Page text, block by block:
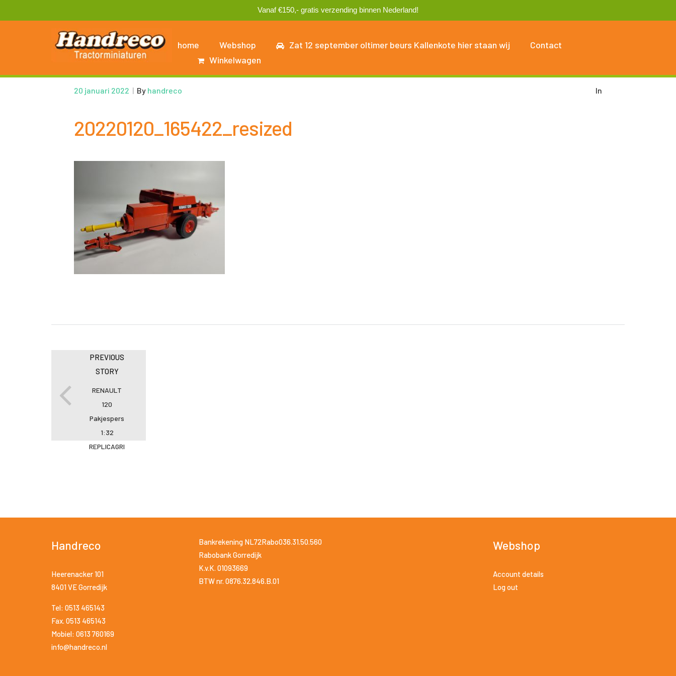
Vanaf €150,- gratis verzending binnen Nederland!
home Webshop Zat 12 september oltimer beurs Kallenkote hier staan wij
Contact
Winkelwagen
20 januari 2022 | By handreco In
20220120_165422_resized
PREVIOUS
STORY
RENAULT
120
Pakjespers
1:32
REPLICAGRI
Handreco
Heerenacker 101
8401 VE Gorredijk
Tel: 0513 465143
Fax. 0513 465143
Mobiel: 0613 760169
info@handreco.nl
Bankrekening NL72Rabo036.31.50.560
Rabobank Gorredijk
K.v.K. 01093669
BTW nr. 0876.32.846.B.01
Webshop
Account details
Log out